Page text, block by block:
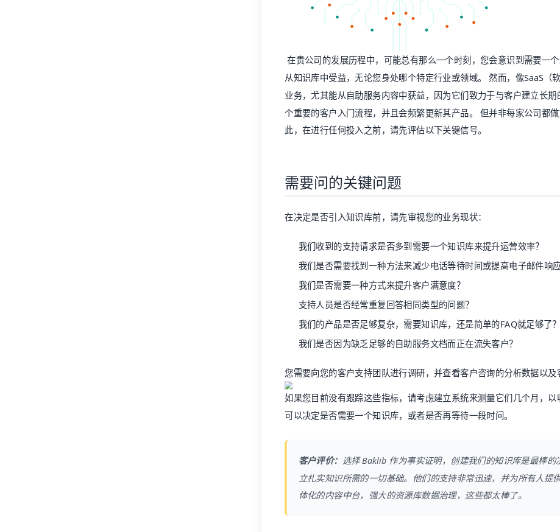
在贵公司的发展历程中，可能总有那么一个时刻，您会意识到需要一
从知识库中受益，无论您身处哪个特定行业或领域。 然而，像SaaS（
业务，尤其能从自助服务内容中获益，因为它们致力于与客户建立长
个重要的客户入门流程，并且会频繁更新其产品。 但并非每家公司都
此，在进行任何投入之前，请先评估以下关键信号。
需要问的关键问题
在决定是否引入知识库前，请先审视您的业务现状：
我们收到的支持请求是否多到需要一个知识库来提升运营效率？
我们是否需要找到一种方法来减少电话等待时间或提高电子邮件响应
我们是否需要一种方式来提升客户满意度？
支持人员是否经常重复回答相同类型的问题？
我们的产品是否足够复杂，需要知识库，还是简单的FAQ就足够了？
我们是否因为缺乏足够的自助服务文档而正在流失客户？
您需要向您的客户支持团队进行调研，并查看客户咨询的分析数据以及
如果您目前没有跟踪这些指标，请考虑建立系统来测量它们几个月，
可以决定是否需要一个知识库，或者是否再等待一段时间。
客户评价： 选择Baklib 作为事实证明，创建我们的知识库是最棒
立扎实知识所需的一切基础。他们的支持非常迅速，并为所有人提
体化的内容中台，强大的资源库数据治理，这些都太棒了。